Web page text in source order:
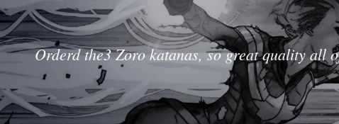
Orderd the3 Zoro katanas, so great quality all